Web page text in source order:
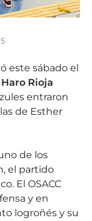
este sábado el
Haro Rioja
entraron
de Esther
de los
el partido
El OSACC
y en
logroñés y su